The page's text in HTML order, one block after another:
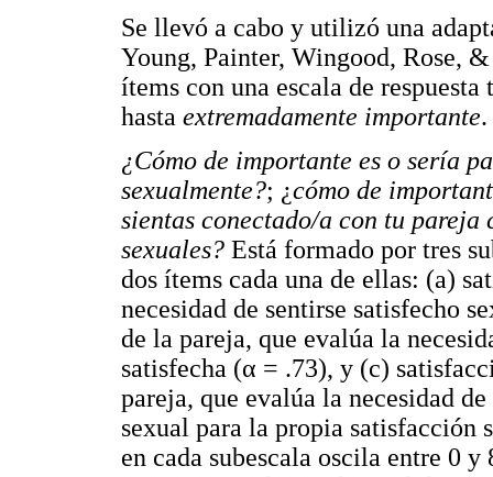
Se llevó a cabo y utilizó una
Young, Painter, Wingood, Rose,
ítems con una escala de
hasta extremadamente importante
¿Cómo de importante es o sería
sexualmente?; ¿cómo de
sientas conectado/a con tu pareja
sexuales? Está formado por tres
dos ítems cada una de ellas: (a)
necesidad de sentirse satisfecho
de la pareja, que evalúa la
satisfecha (α = .73), y (c)
pareja, que evalúa la necesidad
sexual para la propia satisfacción
en cada subescala oscila entre 0